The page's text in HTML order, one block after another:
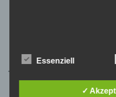
Essenziell
✓